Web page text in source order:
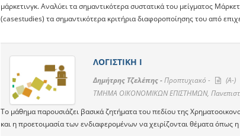
μάρκετινγκ. Αναλύει τα σημαντικότερα συστατικά του μείγματος
(casestudies) τα σημαντικότερα κριτήρια διαφοροποίησης του από
ΛΟΓΙΣΤΙΚΗ Ι
Δημήτρης Τζελέπης -Προπτυχιακό -
(A-)
TMHMA ΟΙΚΟΝΟΜΙΚΩΝ ΕΠΙΣΤΗΜΩΝ,
Το μάθημα παρουσιάζει βασικά ζητήματα του πεδίου της
και η προετοιμασία των ενδιαφερομένων να χειρίζονται θέματα όπως